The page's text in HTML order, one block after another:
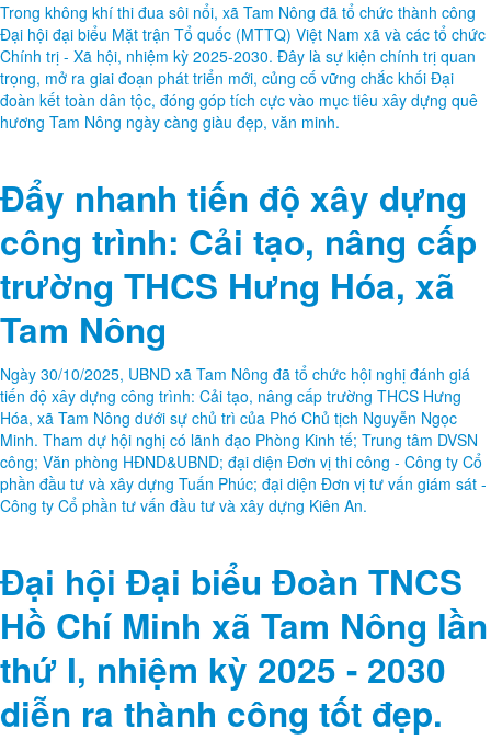
Trong không khí thi đua sôi nổi, xã Tam Nông đã tổ chức thành công
Đại hội đại biểu Mặt trận Tổ quốc (MTTQ) Việt Nam xã và các tổ chức
Chính trị - Xã hội, nhiệm kỳ 2025-2030. Đây là sự kiện chính trị quan
trọng, mở ra giai đoạn phát triển mới, củng cố vững chắc khối Đại
đoàn kết toàn dân tộc, đóng góp tích cực vào mục tiêu xây dựng quê
hương Tam Nông ngày càng giàu đẹp, văn minh.
Đẩy nhanh tiến độ xây dựng
công trình: Cải tạo, nâng cấp
trường THCS Hưng Hóa, xã
Tam Nông
Ngày 30/10/2025, UBND xã Tam Nông đã tổ chức hội nghị đánh giá
tiến độ xây dựng công trình: Cải tạo, nâng cấp trường THCS Hưng
Hóa, xã Tam Nông dưới sự chủ trì của Phó Chủ tịch Nguyễn Ngọc
Minh. Tham dự hội nghị có lãnh đạo Phòng Kinh tế; Trung tâm DVSN
công; Văn phòng HĐND&UBND; đại diện Đơn vị thi công - Công ty Cổ
phần đầu tư và xây dựng Tuấn Phúc; đại diện Đơn vị tư vấn giám sát -
Công ty Cổ phần tư vấn đầu tư và xây dựng Kiên An.
Đại hội Đại biểu Đoàn TNCS
Hồ Chí Minh xã Tam Nông lần
thứ I, nhiệm kỳ 2025 - 2030
diễn ra thành công tốt đẹp.